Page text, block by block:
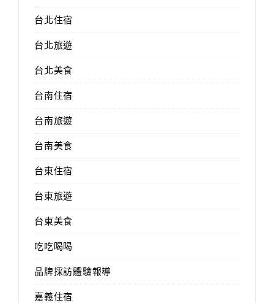
台北住宿
台北旅遊
台北美食
台南住宿
台南旅遊
台南美食
台東住宿
台東旅遊
台東美食
吃吃喝喝
品牌採訪體驗報導
嘉義住宿